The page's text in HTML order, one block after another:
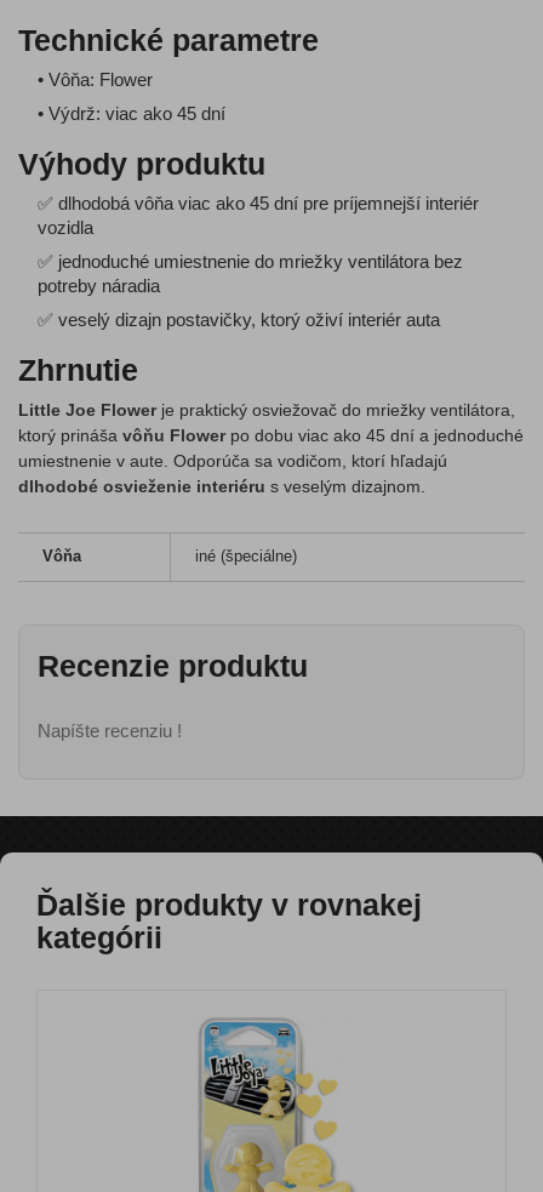
Technické parametre
• Vôňa: Flower
• Výdrž: viac ako 45 dní
Výhody produktu
✅ dlhodobá vôňa viac ako 45 dní pre príjemnejší interiér
vozidla
✅ jednoduché umiestnenie do mriežky ventilátora bez
potreby náradia
✅ veselý dizajn postavičky, ktorý oživí interiér auta
Zhrnutie
Little Joe Flowerje praktický osviežovač do mriežky ventilátora,
ktorý prináša vôňu Flowerpo dobu viac ako 45 dní a jednoduché
umiestnenie v aute. Odporúča sa vodičom, ktorí hľadajú
dlhodobé osvieženie interiéru s veselým dizajnom.
Vôňa iné (špeciálne)
Recenzie produktu
Napíšte recenziu !
Ďalšie produkty v rovnakej
kategórii